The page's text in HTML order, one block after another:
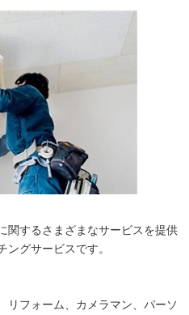
関するさまざまなサービスを提供
グサービスです。
リフォーム、カメラマン、パーソ